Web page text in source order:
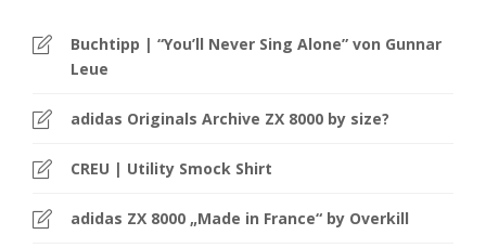
Buchtipp | “You’ll Never Sing Alone” von Gunnar
Leue
adidas Originals Archive ZX 8000 by size?
CREU | Utility Smock Shirt
adidas ZX 8000 „Made in France“ by Overkill